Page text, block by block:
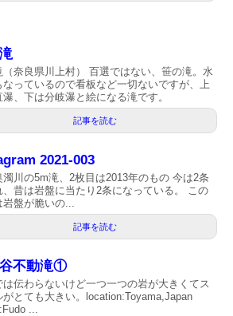
（奈良県川上村） 百選ではない、笹の滝。水
なっているので看板など一切ないですが、上
、下は分岐瀑と絵になる滝です。
記事を読む
2021-003
濁川の5m滝、2枚目は2013年のもの 今は2条
、昔は岩盤に当たり2条になっている。 この
盤が脆いの...
記事を読む
不動滝①
は伝わらないけど一つ一つの岩が大きくてス
がとても大きい。location:Toyama,Japan
...